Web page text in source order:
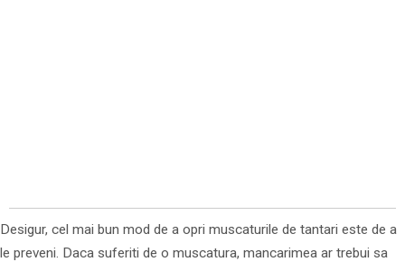
Desigur, cel mai bun mod de a opri muscaturile de tantari este de a
le preveni. Daca suferiti de o muscatura, mancarimea ar trebui sa